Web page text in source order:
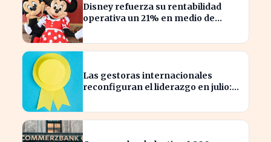
Disney refuerza su rentabilidad
operativa un 21% en medio de
Las gestoras internacionales
reconfiguran el liderazgo en julio:
nombrados?